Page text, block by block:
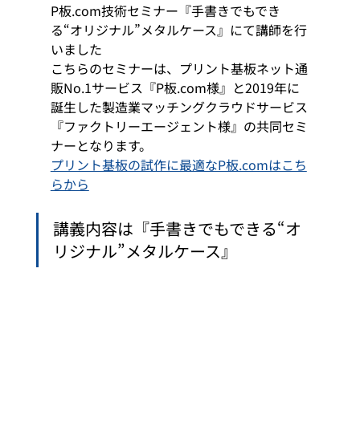
P板.com技術セミナー『手書きでもでき
る“オリジナル”メタルケース』にて講師を行
いました
こちらのセミナーは、プリント基板ネット通
販No.1サービス『P板.com様』と2019年に
誕生した製造業マッチングクラウドサービス
『ファクトリーエージェント様』の共同セミ
ナーとなります。
プリント基板の試作に最適なP板.comはこち
らから
講義内容は『手書きでもできる“オ
リジナル”メタルケース』